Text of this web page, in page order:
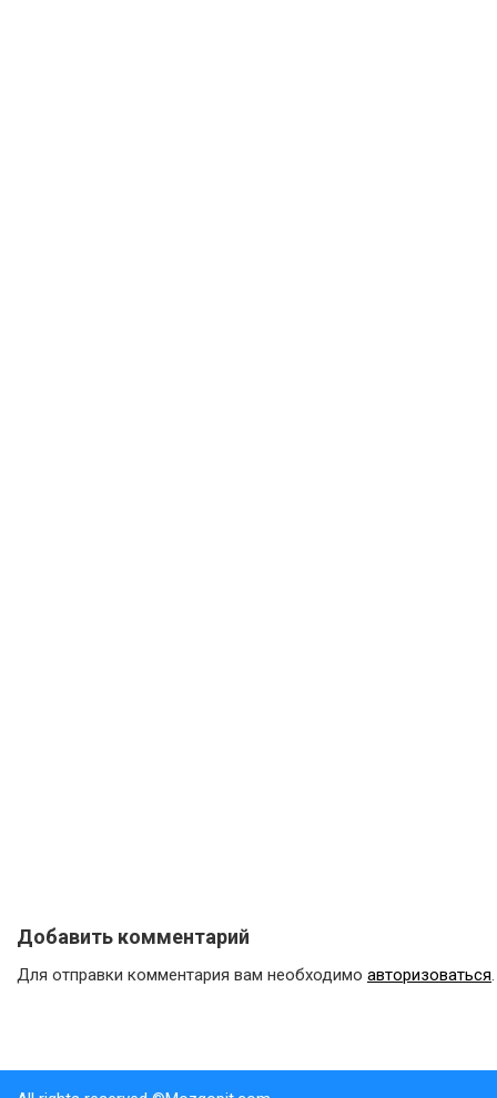
Добавить комментарий
Для отправки комментария вам необходимо авторизоваться.